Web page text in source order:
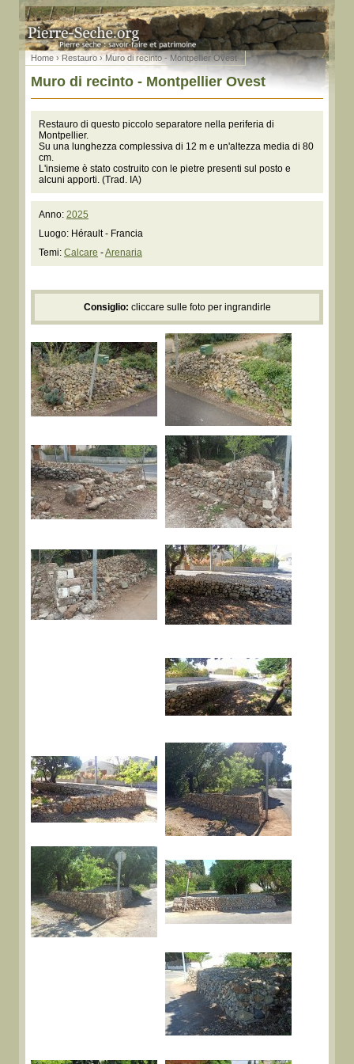
Home › Restauro› Muro di recinto - Montpellier Ovest
Muro di recinto - Montpellier Ovest
Restauro di questo piccolo separatore nella periferia di
Montpellier.
Su una lunghezza complessiva di 12 m e un'altezza media di 80
cm.
L'insieme è stato costruito con le pietre presenti sul posto e
alcuni apporti. (Trad. IA)
Anno: 2025
Luogo: Hérault - Francia
Temi: Calcare -Arenaria
Consiglio: cliccare sulle foto per ingrandirle